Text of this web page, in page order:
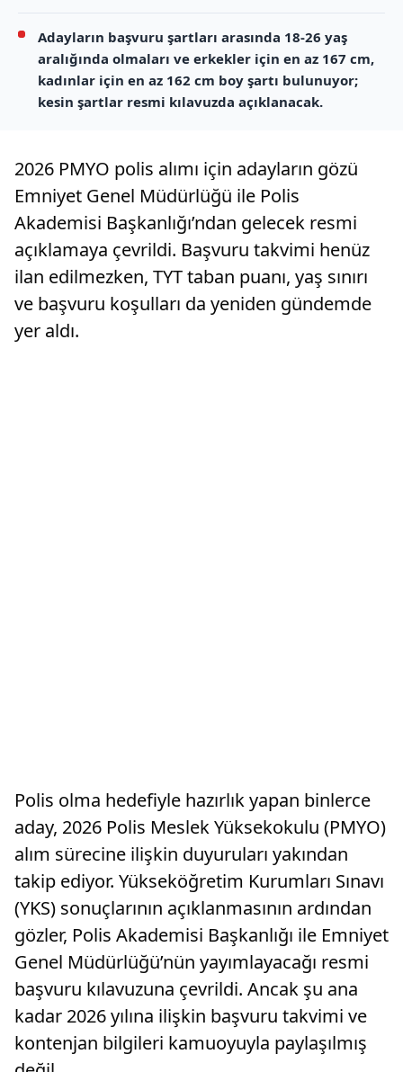
Adayların başvuru şartları arasında 18-26 yaş
aralığında olmaları ve erkekler için en az 167 cm,
kadınlar için en az 162 cm boy şartı bulunuyor;
kesin şartlar resmi kılavuzda açıklanacak.
2026 PMYO polis alımı için adayların gözü
Emniyet Genel Müdürlüğü ile Polis
Akademisi Başkanlığı’ndan gelecek resmi
açıklamaya çevrildi. Başvuru takvimi henüz
ilan edilmezken, TYT taban puanı, yaş sınırı
ve başvuru koşulları da yeniden gündemde
yer aldı.
Polis olma hedefiyle hazırlık yapan binlerce
aday, 2026 Polis Meslek Yüksekokulu (PMYO)
alım sürecine ilişkin duyuruları yakından
takip ediyor. Yükseköğretim Kurumları Sınavı
(YKS) sonuçlarının açıklanmasının ardından
gözler, Polis Akademisi Başkanlığı ile Emniyet
Genel Müdürlüğü’nün yayımlayacağı resmi
başvuru kılavuzuna çevrildi. Ancak şu ana
kadar 2026 yılına ilişkin başvuru takvimi ve
kontenjan bilgileri kamuoyuyla paylaşılmış